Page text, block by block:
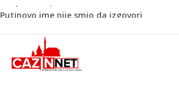
Šta se dešava u Europi? Dron iz
kod gasovoda
Bebe koje odrastaju uz pse su zdravije:
Evo šta ih štiti